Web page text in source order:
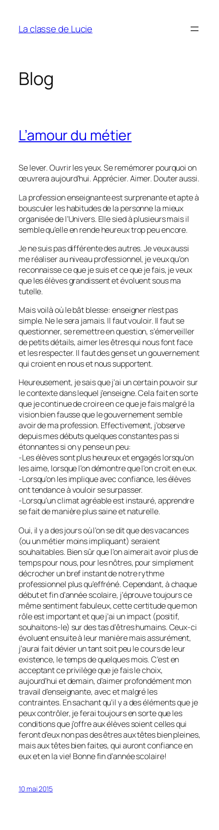
contenu
La classe de Lucie
Blog
L’amour du métier
Se lever. Ouvrir les yeux. Se remémorer pourquoi on
œuvrera aujourd’hui. Apprécier. Aimer. Douter aussi.
La profession enseignante est surprenante et apte à
bousculer les habitudes de la personne la mieux
organisée de l’Univers. Elle sied à plusieurs mais il
semble qu’elle en rende heureux trop peu encore.
Je ne suis pas différente des autres. Je veux aussi
me réaliser au niveau professionnel, je veux qu’on
reconnaisse ce que je suis et ce que je fais, je veux
que les élèves grandissent et évoluent sous ma
tutelle.
Mais voilà où le bât blesse: enseigner n’est pas
simple. Ne le sera jamais. Il faut vouloir. Il faut se
questionner, se remettre en question, s’émerveiller
de petits détails, aimer les êtres qui nous font face
et les respecter. Il faut des gens et un gouvernement
qui croient en nous et nous supportent.
Heureusement, je sais que j’ai un certain pouvoir sur
le contexte dans lequel j’enseigne. Cela fait en sorte
que je continue de croire en ce que je fais malgré la
vision bien fausse que le gouvernement semble
avoir de ma profession. Effectivement, j’observe
depuis mes débuts quelques constantes pas si
étonnantes si on y pense un peu:
-Les élèves sont plus heureux et engagés lorsqu’on
les aime, lorsque l’on démontre que l’on croit en eux.
-Lorsqu’on les implique avec confiance, les élèves
ont tendance à vouloir se surpasser.
-Lorsqu’un climat agréable est instauré, apprendre
se fait de manière plus saine et naturelle.
Oui, il y a des jours où l’on se dit que des vacances
(ou un métier moins impliquant) seraient
souhaitables. Bien sûr que l’on aimerait avoir plus de
temps pour nous, pour les nôtres, pour simplement
décrocher un bref instant de notre rythme
professionnel plus qu’effréné. Cependant, à chaque
début et fin d’année scolaire, j’éprouve toujours ce
même sentiment fabuleux, cette certitude que mon
rôle est important et que j’ai un impact (positif,
souhaitons-le) sur des tas d’êtres humains. Ceux-ci
évoluent ensuite à leur manière mais assurément,
j’aurai fait dévier un tant soit peu le cours de leur
existence, le temps de quelques mois. C’est en
acceptant ce privilège que je fais le choix,
aujourd’hui et demain, d’aimer profondément mon
travail d’enseignante, avec et malgré les
contraintes. En sachant qu’il y a des éléments que je
peux contrôler, je ferai toujours en sorte que les
conditions que j’offre aux élèves soient celles qui
feront d’eux non pas des êtres aux têtes bien pleines,
mais aux têtes bien faites, qui auront confiance en
eux et en la vie! Bonne fin d’année scolaire!
10 mai 2015